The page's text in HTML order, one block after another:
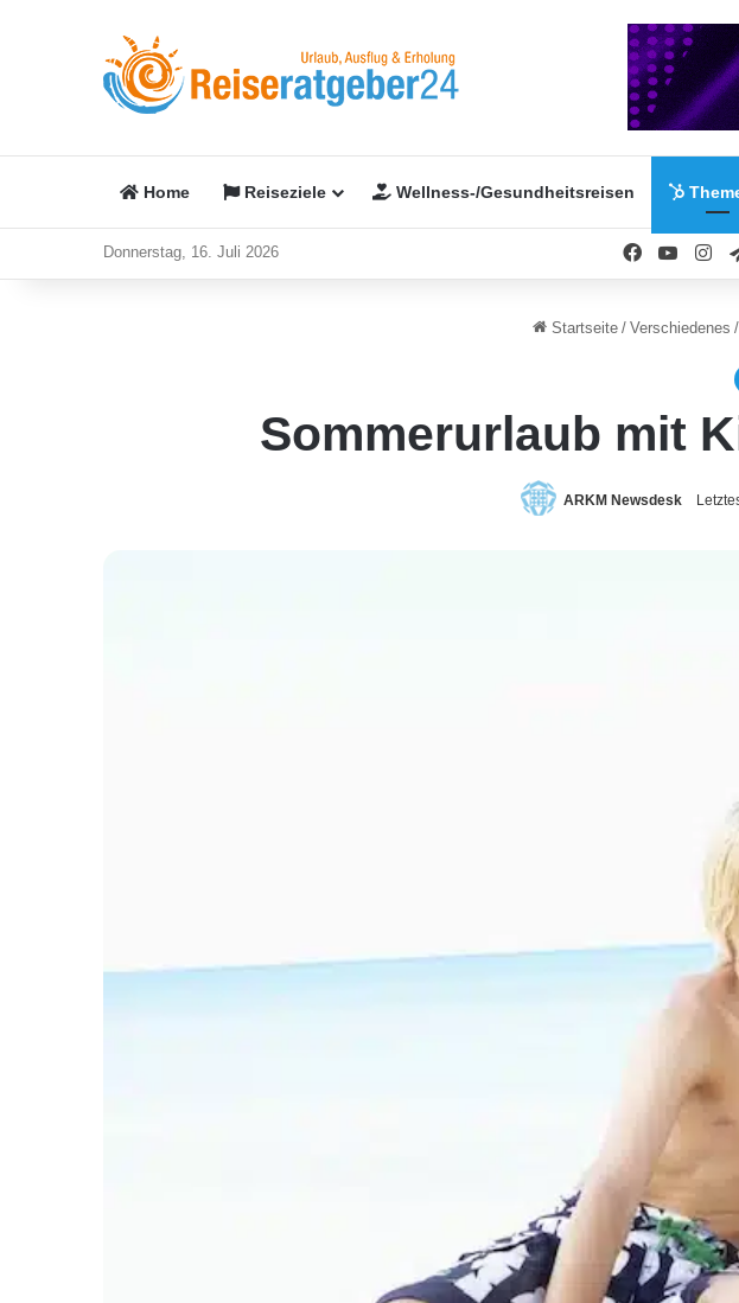
Home Reiseziele Wellness-/Gesundheitsreisen
Donnerstag, 16. Juli 2026 Facebook
Startseite / Verschiedenes /
Sommerurlaub mit
ARKM Newsdesk